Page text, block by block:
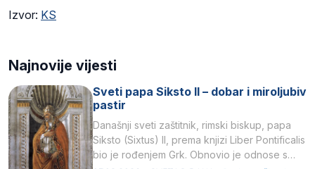
Izvor: KS
Najnovije vijesti
Sveti papa Siksto II – dobar i miroljubiv
pastir
Današnji sveti zaštitnik, rimski biskup, papa
Siksto (Sixtus) II, prema knjizi Liber Pontificalis
bio je rođenjem Grk. Obnovio je odnose s